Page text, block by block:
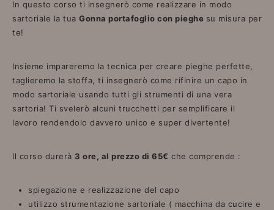
In questo corso ti insegnerò come realizzare in modo
sartoriale la tua Gonna portafoglio con pieghe su misura per
te!
Insieme impareremo la tecnica per creare pieghe perfette,
taglieremo la stoffa, ti insegnerò come rifinire un capo in
modo sartoriale usando tutti gli strumenti di una vera
sartoria! Ti svelerò alcuni trucchetti per semplificare il
lavoro rendendolo davvero unico e super divertente!
Il corso durerà 3 ore, al prezzo di 65€ che comprende :
spiegazione e realizzazione del capo
utilizzo strumentazione sartoriale ( macchina da cucire e